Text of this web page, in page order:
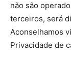
não são
terceiros, será
Aconselhamos
Privacidade de